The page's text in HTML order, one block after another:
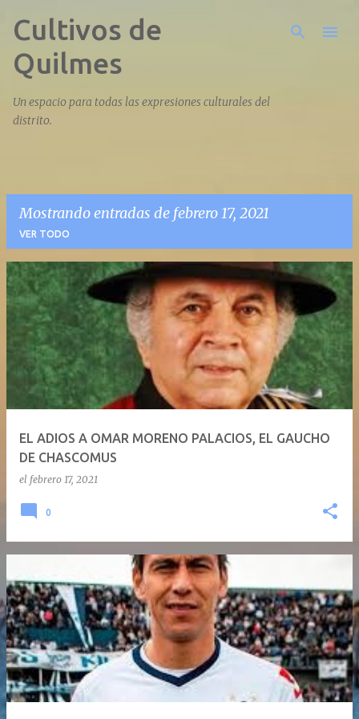
Ir al contenido principal
Cultivos de
Quilmes
Un espacio para todas las expresiones culturales del
distrito.
Mostrando entradas de febrero 17, 2021
VER TODO
E
n
EL ADIOS A OMAR MORENO PALACIOS, EL GAUCHO
DE CHASCOMUS
el febrero 17, 2021
0